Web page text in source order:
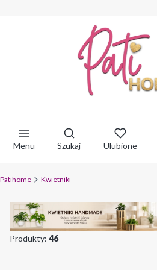
Menu
Otwórz wyszukiwarkę
Szukaj Ulubione
Patihome Kwietniki
Produkty: 46